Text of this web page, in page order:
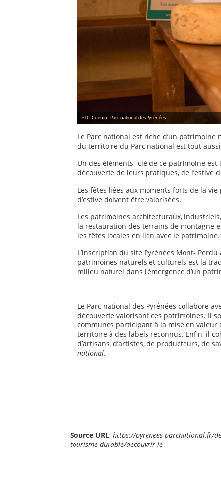
© C. Cuenin - Parc national des Pyrénées
Le Parc national est riche d’un
du territoire du Parc national est tout
Un des éléments- clé de ce patrimoine
découverte de leurs pratiques, de l’estive
Les fêtes liées aux moments forts de la
d’estive doivent être valorisées.
Les patrimoines architecturaux,
la restauration des terrains de montagne
les fêtes locales en lien avec le patrimoine.
L’inscription du site Pyrénées Mont-
patrimoines naturels et culturels est la
milieu naturel dans l’émergence d’un
Le Parc national des Pyrénées collabore
découverte valorisant ces patrimoines. Il
communes participant à la mise en valeur
territoire à des labels reconnus. Enfin, il
d’artisans, d’artistes, de producteurs, de
national.
Source URL: https://pyrenees-parcnational.fr/
tourisme-durable/decouvrir-le